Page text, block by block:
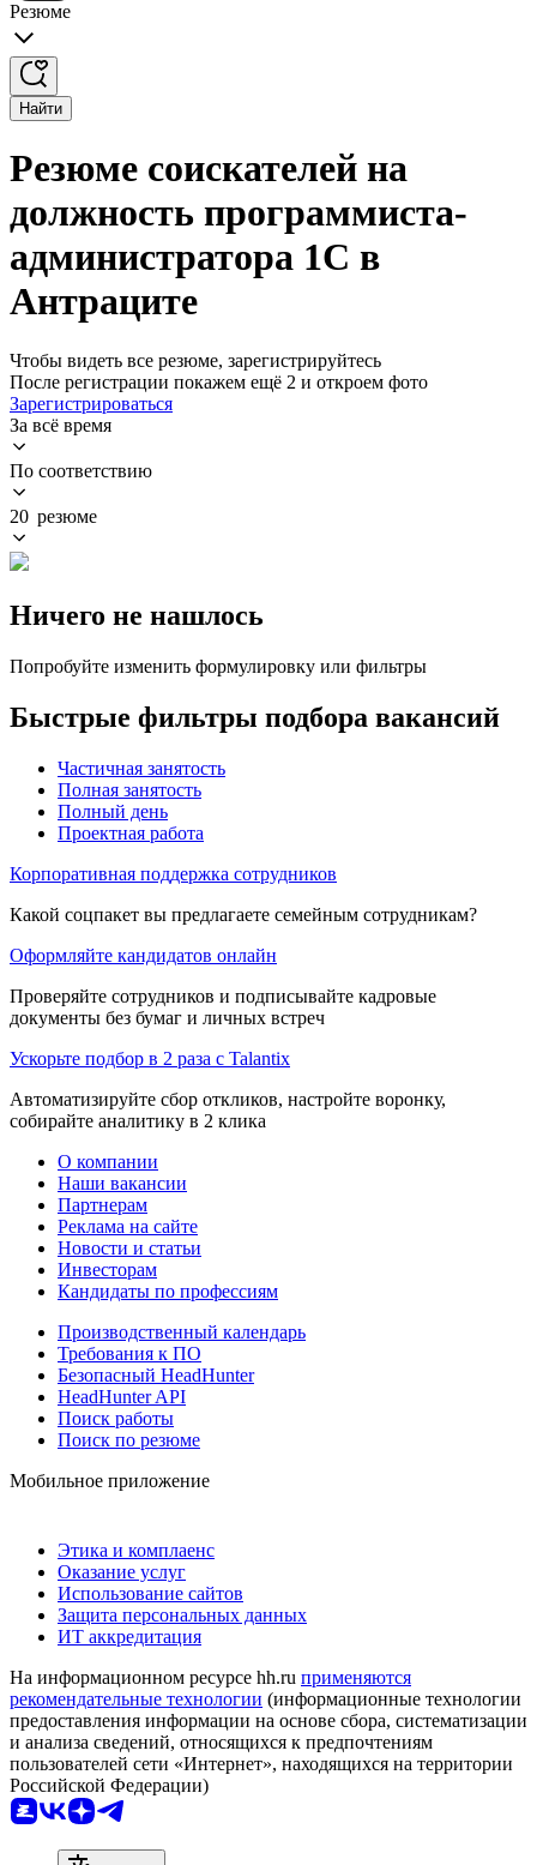
Резюме
Найти
Резюме соискателей на
должность программиста-
администратора 1С в
Антраците
Чтобы видеть все резюме, зарегистрируйтесь
После регистрации покажем ещё 2 и откроем фото
Зарегистрироваться
За всё время
По соответствию
20 резюме
Ничего не нашлось
Попробуйте изменить формулировку или фильтры
Быстрые фильтры подбора вакансий
Частичная занятость
Полная занятость
Полный день
Проектная работа
Корпоративная поддержка сотрудников
Какой соцпакет вы предлагаете семейным сотрудникам?
Оформляйте кандидатов онлайн
Проверяйте сотрудников и подписывайте кадровые
документы без бумаг и личных встреч
Ускорьте подбор в 2 раза с Talantix
Автоматизируйте сбор откликов, настройте воронку,
собирайте аналитику в 2 клика
О компании
Наши вакансии
Партнерам
Реклама на сайте
Новости и статьи
Инвесторам
Кандидаты по профессиям
Производственный календарь
Требования к ПО
Безопасный HeadHunter
HeadHunter API
Поиск работы
Поиск по резюме
Мобильное приложение
Этика и комплаенс
Оказание услуг
Использование сайтов
Защита персональных данных
ИТ аккредитация
На информационном ресурсе hh.ru применяются
рекомендательные технологии (информационные технологии
предоставления информации на основе сбора, систематизации
и анализа сведений, относящихся к предпочтениям
пользователей сети «Интернет», находящихся на территории
Российской Федерации)